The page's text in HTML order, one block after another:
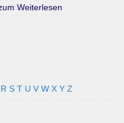
R S T U V W X Y Z